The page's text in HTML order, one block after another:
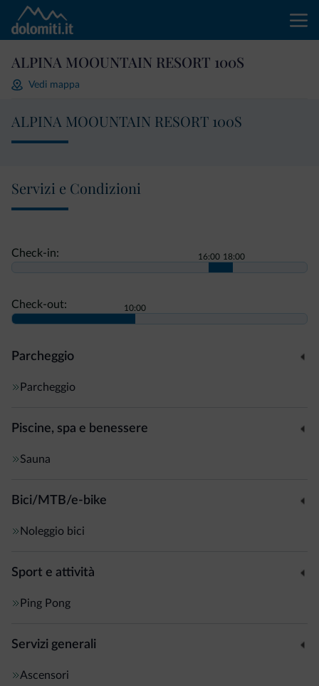
ALPINA MOOUNTAIN RESORT 100S
Vedi mappa
ALPINA MOOUNTAIN RESORT 100S
Servizi e Condizioni
Check-in: 16:00 18:00
Check-out: 10:00
Parcheggio
Parcheggio
Piscine, spa e benessere
Sauna
Bici/MTB/e-bike
Noleggio bici
Sport e attività
Ping Pong
Servizi generali
Ascensori